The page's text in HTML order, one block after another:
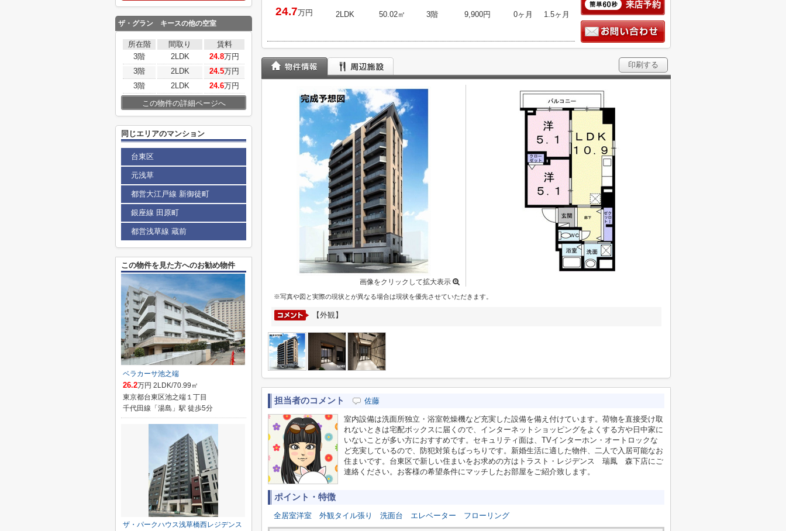
24.7万円 2LDK 50.02㎡ 3階 9,900円 0ヶ月 1.5ヶ月
印刷する
画像をクリックして拡大表示
※写真や図と実際の現状とが異なる場合は現状を優先させていただきます。
【外観】
担当者のコメント 佐藤
室内設備は洗面所独立・浴室乾燥機など充実した設備を備え付けています。荷物を直接受け取
れないときは宅配ボックスに届くので、インターネットショッピングをよくする方や日中家に
いないことが多い方におすすめです。セキュリティ面は、TVインターホン・オートロックな
ど充実しているので、防犯対策もばっちりです。新婚生活に適した物件、二人で入居可能なお
住まいです。台東区で新しい住まいをお求めの方はトラスト・レジデンス 瑞鳳 森下店にご
連絡ください。お客様の希望条件にマッチしたお部屋をご紹介致します。
ポイント・特徴
全居室洋室 外観タイル張り 洗面台 エレベーター フローリング
ザ・グラン キースの他の空室
所在階 間取り
賃料
3階
2LDK 24.8万円
3階
2LDK 24.5万円
3階
2LDK 24.6万円
この物件の詳細ページへ
同じエリアのマンション
台東区
元浅草
都営大江戸線 新御徒町
銀座線 田原町
都営浅草線 蔵前
この物件を見た方へのお勧め物件
ベラカーサ池之端
26.2万円 2LDK/70.99㎡
東京都台東区池之端１丁目
千代田線「湯島」駅 徒歩5分
ザ・パークハウス浅草橋西レジデンス